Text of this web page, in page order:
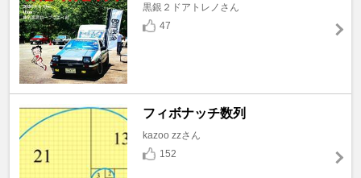
黒銀２ドアトレノさん
47
フィボナッチ数列
kazoo zzさん
152